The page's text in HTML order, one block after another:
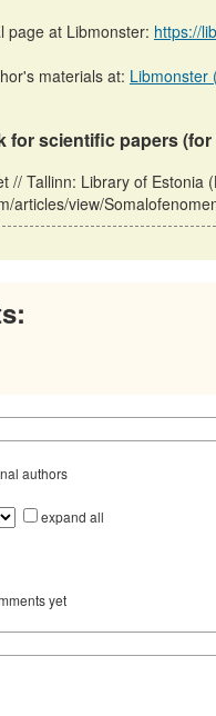
page at Libmonster: https://
materials at: Libmonster
for scientific papers
// Tallinn: Library of Estonia
articles/view/
authors
expand all
yet